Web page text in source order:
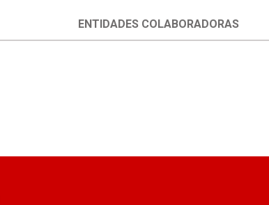
ENTIDADES COLABORADORAS